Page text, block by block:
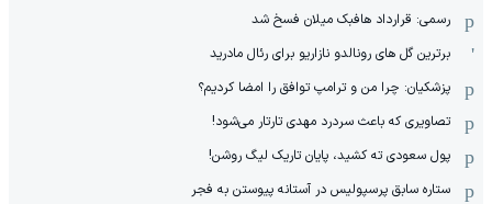
رسمی: قرارداد هافبک میلان فسخ شد
برترین گل های رونالدو نازاریو برای رئال مادرید
پزشکیان: چرا من و ترامپ توافق را امضا کردیم؟
تصاویری که باعث سردرد مهدی تارتار می‌شود!
پول سعودی ته کشید، پایان تاریک لیگ روشن!
ستاره سابق پرسپولیس در آستانه پیوستن به فجر